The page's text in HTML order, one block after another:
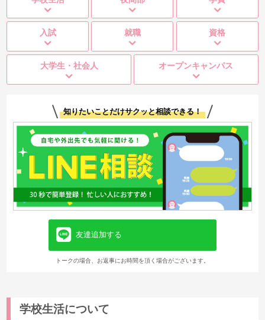
入試 就職 資格
大学生・社会人 オープンキャンパス
知りたいことだけサクッと相談できる！
友達追加する
トークの場合、お返事にお時間を頂く場合がございます。
学校生活について